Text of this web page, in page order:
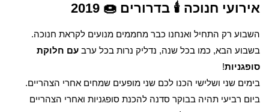
אירועי חנוכה 🕯 בדרורים 🍩 2019
השבוע רק התחיל ואנחנו כבר מחממים מנועים לקראת חנוכה.
בשבוע הבא, כמו בכל שנה, נדליק נרות בכל ערב עם חלוקת
סופגניות!
בימים שני ושלישי הכנו לכם שני מופעים שמחים אחרי הצהריים.
ביום רביעי תהיה בבוקר סדנה להכנת סופגניות ואחרי הצהריים